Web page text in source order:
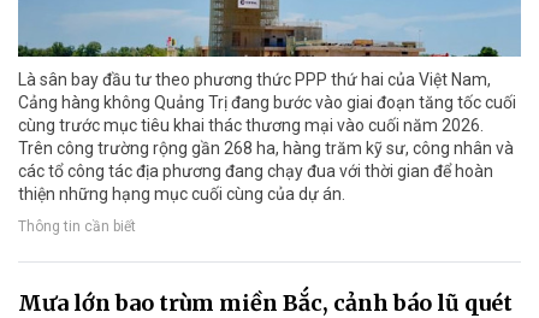
Là sân bay đầu tư theo phương thức PPP thứ hai của Việt Nam,
Cảng hàng không Quảng Trị đang bước vào giai đoạn tăng tốc cuối
cùng trước mục tiêu khai thác thương mại vào cuối năm 2026.
Trên công trường rộng gần 268 ha, hàng trăm kỹ sư, công nhân và
các tổ công tác địa phương đang chạy đua với thời gian để hoàn
thiện những hạng mục cuối cùng của dự án.
Thông tin cần biết
Mưa lớn bao trùm miền Bắc, cảnh báo lũ quét